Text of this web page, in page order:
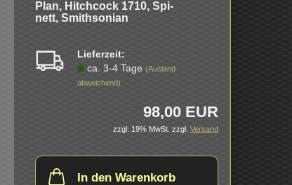
Passwort vergessen?
Plan, Hitch­cock 1710, Spi­
nett, Smith­so­ni­an
Lieferzeit:
ca. 3-4 Tage (Ausland
abweichend)
98,00 EUR
zzgl. 19% MwSt. zzgl. Versand
In den Warenkorb